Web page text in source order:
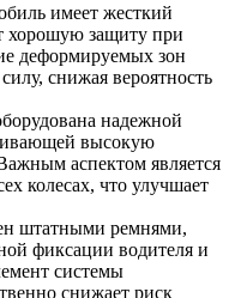
имеет жесткий
хорошую защиту при
деформируемых зон
снижая вероятность
надежной
высокую
аспектом является
колесах, что улучшает
штатными ремнями,
фиксации водителя и
системы
снижает риск